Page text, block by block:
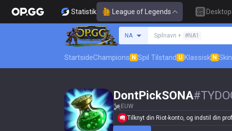
Statistik League of Legends Desktop
NA
Søg en indkalder
Spilnavn + #NA1
StartsideChampions N Spil Tilstand U Klassisk N
DontPickSONA#
EUW
Tilknyt din Riot-konto, og indstil din